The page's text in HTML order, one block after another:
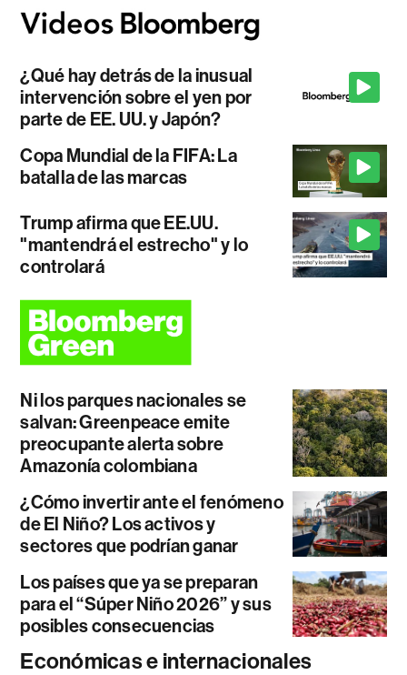
¿Qué hay detrás de la inusual
intervención sobre el yen por
parte de EE. UU. y Japón?
Copa Mundial de la FIFA: La
batalla de las marcas
Trump afirma que EE.UU.
"mantendrá el estrecho" y lo
controlará
Ni los parques nacionales se
salvan: Greenpeace emite
preocupante alerta sobre
Amazonía colombiana
¿Cómo invertir ante el fenómeno
de El Niño? Los activos y
sectores que podrían ganar
Los países que ya se preparan
para el “Súper Niño 2026” y sus
posibles consecuencias
Económicas e internacionales